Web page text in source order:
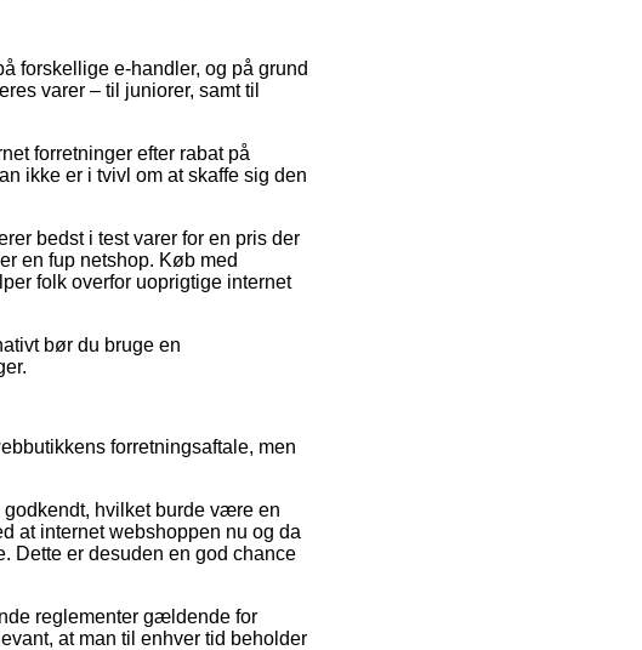
forskellige e-handler, og på grund
varer – til juniorer, samt til
forretninger efter rabat på
ikke er i tvivl om at skaffe sig den
bedst i test varer for en pris der
en fup netshop. Køb med
folk overfor uoprigtige internet
bør du bruge en
forretningsaftale, men
hvilket burde være en
at internet webshoppen nu og da
Dette er desuden en god chance
reglementer gældende for
at man til enhver tid beholder